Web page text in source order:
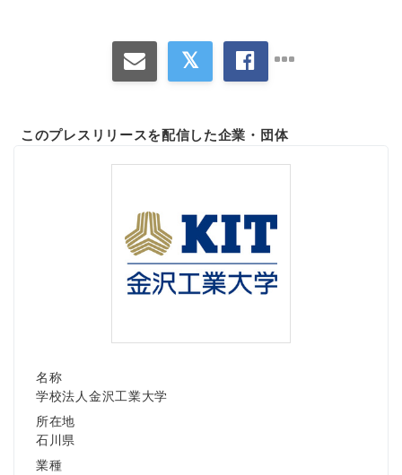
このプレスリリースを配信した企業・団体
名称
学校法人金沢工業大学
所在地
石川県
業種